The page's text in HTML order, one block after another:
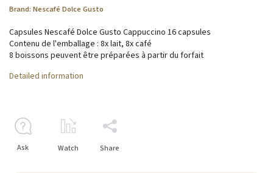
Brand: Nescafé Dolce Gusto
Capsules Nescafé Dolce Gusto Cappuccino 16 capsules
Contenu de l'emballage : 8x lait, 8x café
8 boissons peuvent être préparées à partir du forfait
Detailed information
Ask Watch Share